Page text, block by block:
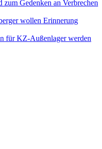
zum Gedenken an Verbrechen
wollen Erinnerung
für KZ-Außenlager werden